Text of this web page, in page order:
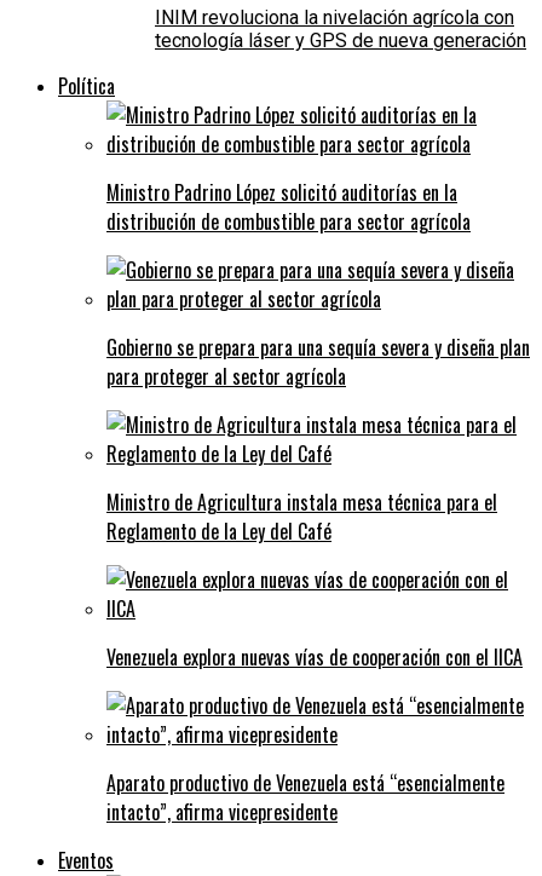
INIM revoluciona la nivelación agrícola con
tecnología láser y GPS de nueva generación
Política
Ministro Padrino López solicitó auditorías en la
distribución de combustible para sector agrícola
Gobierno se prepara para una sequía severa y diseña plan
para proteger al sector agrícola
Ministro de Agricultura instala mesa técnica para el
Reglamento de la Ley del Café
Venezuela explora nuevas vías de cooperación con el IICA
Aparato productivo de Venezuela está “esencialmente
intacto”, afirma vicepresidente
Eventos